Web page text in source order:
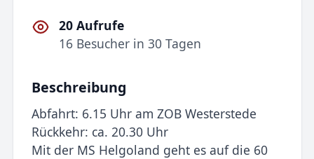
20 Aufrufe
16 Besucher in 30 Tagen
Beschreibung
Abfahrt: 6.15 Uhr am ZOB Westerstede
Rückkehr: ca. 20.30 Uhr
Mit der MS Helgoland geht es auf die 60